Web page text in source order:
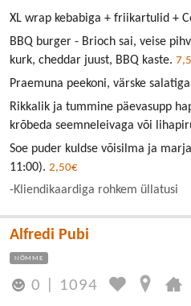
XL wrap kebabiga + friikartulid +
BBQ burger - Brioch sai, veise
kurk, cheddar juust, BBQ kaste.
Praemuna peekoni, värske
Rikkalik ja tummine päevasupp
krõbeda seemneleivaga või
Soe puder kuldse võisilma ja
11:00). 2,50€
-Kliendikaardiga rohkem üllatusi
Alfredi Pubi
NÕMME
0 1094